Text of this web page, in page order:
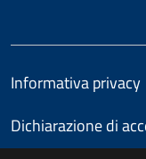
Informativa privacy
Dichiarazione di